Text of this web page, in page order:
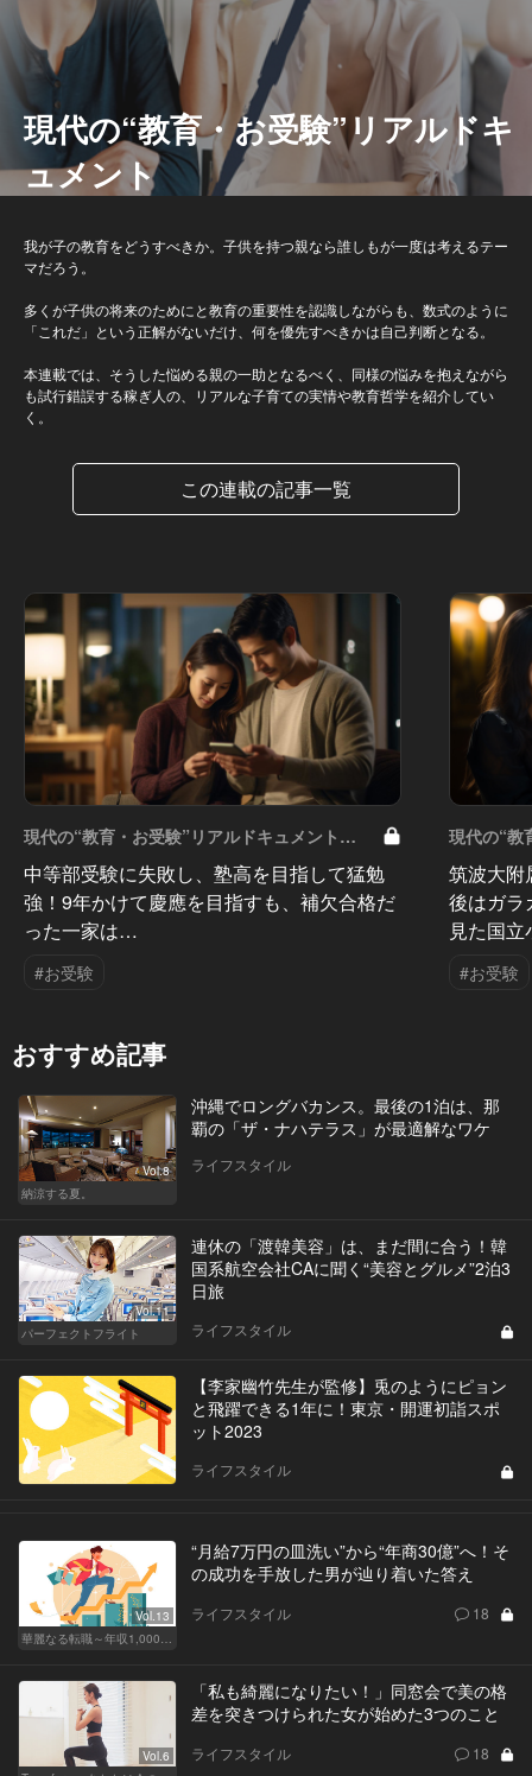
現代の“教育・お受験”リアルドキ
ュメント
我が子の教育をどうすべきか。子供を持つ親なら誰しもが一度は考えるテー
マだろう。
多くが子供の将来のためにと教育の重要性を認識しながらも、数式のように
「これだ」という正解がないだけ、何を優先すべきかは自己判断となる。
本連載では、そうした悩める親の一助となるべく、同様の悩みを抱えながら
も試行錯誤する稼ぎ人の、リアルな子育ての実情や教育哲学を紹介してい
く。
この連載の記事一覧
現代の“教育・お受験”リアルドキュメント
Vol.50
中等部受験に失敗し、塾高を目指して猛勉
強！9年かけて慶應を目指すも、補欠合格だ
った一家は…
#お受験
現代の“教
Vol.49
筑波大附
後はガラ
見た国
#お受験
おすすめ記事
Vol.8
納涼する夏。
沖縄でロングバカンス。最後の1泊は、那
覇の「ザ・ナハテラス」が最適解なワケ
ライフスタイル
Vol.11
パーフェクトフライト
連休の「渡韓美容」は、まだ間に合う！韓
国系航空会社CAに聞く“美容とグルメ”2泊3
日旅
ライフスタイル
【李家幽竹先生が監修】兎のようにピョン
と飛躍できる1年に！東京・開運初詣スポ
ット2023
ライフスタイル
Vol.13
華麗なる転職～年収1,000万超の道～
“月給7万円の皿洗い”から“年商30億”へ！そ
の成功を手放した男が辿り着いた答え
ライフスタイル 18
Vol.6
「私も綺麗になりたい！」同窓会で美の格
差を突きつけられた女が始めた3つのこと
ライフスタイル 18